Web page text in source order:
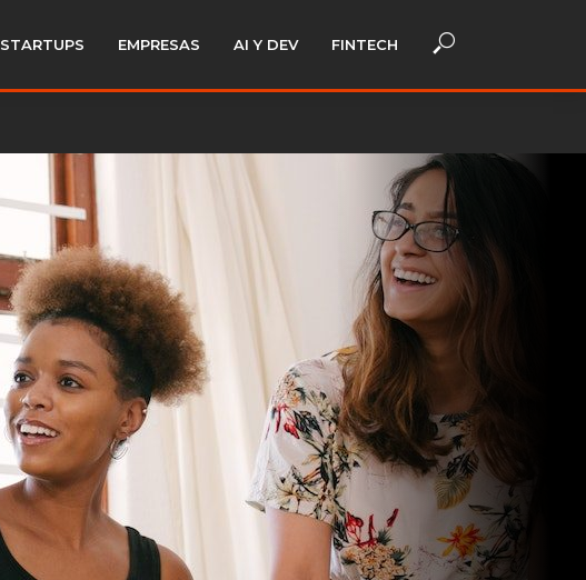
STARTUPS EMPRESAS AI Y DEV FINTECH